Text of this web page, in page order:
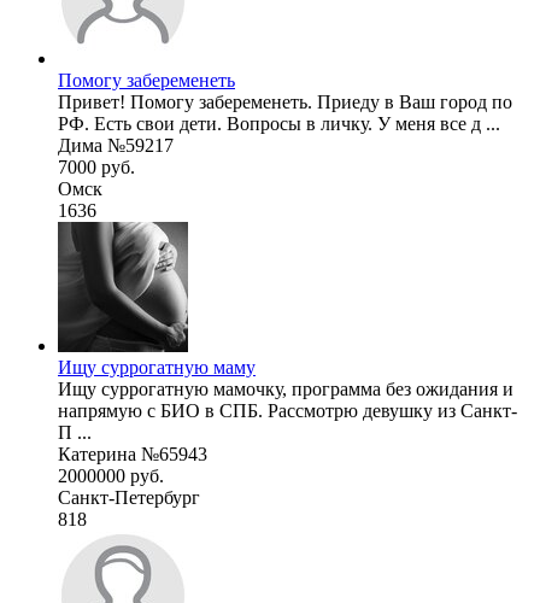
Помогу забеременеть
Привет! Помогу забеременеть. Приеду в Ваш город по
РФ. Есть свои дети. Вопросы в личку. У меня все д ...
Дима №59217
7000 руб.
Омск
1636
Ищу суррогатную маму
Ищу суррогатную мамочку, программа без ожидания и
напрямую с БИО в СПБ. Рассмотрю девушку из Санкт-
П ...
Катерина №65943
2000000 руб.
Санкт-Петербург
818